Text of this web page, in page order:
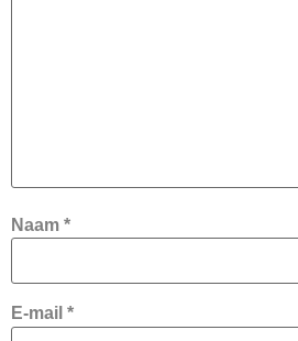
Naam *
E-mail *